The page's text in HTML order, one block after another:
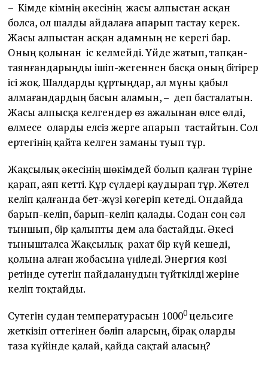
– Кімде кімнің әкесінің жасы алпыстан асқан
болса, ол шалды айдалаға апарып тастау керек.
Жасы алпыстан асқан адамның не керегі бар.
Оның қолынан іс келмейді. Үйде жатып, тапқан-
таянғандарыңды ішіп-жегеннен басқа оның бітірер
ісі жоқ. Шалдарды құртыңдар, ал мұны қабыл
алмағандардың басын аламын, – деп басталатын.
Жасы алпысқа келгендер өз ажалынан өлсе өлді,
өлмесе оларды елсіз жерге апарып тастайтын. Сол
ертегінің қайта келген заманы туып тұр.
Жақсылық әкесінің шөкімдей болып қалған түріне
қарап, аяп кетті. Құр сүлдері қаудырап тұр. Жөтел
келіп қалғанда бет-жүзі көгеріп кетеді. Ондайда
барып-келіп, барып-келіп қалады. Содан соң сәл
тыншып, бір қалыпты дем ала бастайды. Әкесі
тынышталса Жақсылық рахат бір күй кешеді,
қолына алған жобасына үңіледі. Энергия көзі
ретінде сутегін пайдаланудың түйткілді жеріне
келіп тоқтайды.
Сутегін судан температурасын 10000 цельсиге
жеткізіп оттегінен бөліп аларсың, бірақ оларды
таза күйінде қалай, қайда сақтай аласың?